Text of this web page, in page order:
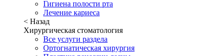
Гигиена полости рта
Лечение кариеса
< Назад
Хирургическая стоматология
Все услуги раздела
Ортогнатическая хирургия